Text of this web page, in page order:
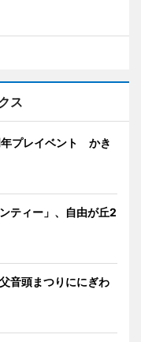
ス
年プレイベント かき
ティー」、自由が丘2
音頭まつりににぎわ